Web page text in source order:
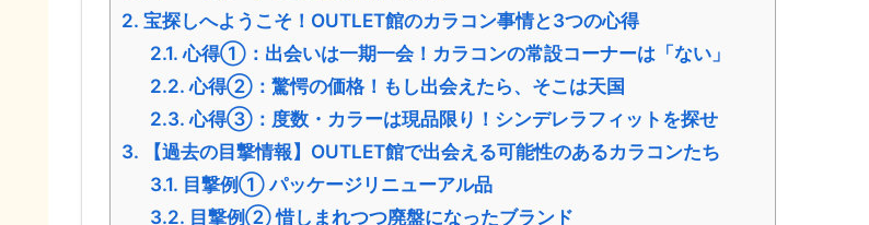
2. 宝探しへようこそ！OUTLET館のカラコン事情と3つの心得
2.1.心得①：出会いは一期一会！カラコンの常設コーナーは「ない」
2.2.心得②：驚愕の価格！もし出会えたら、そこは天国
2.3.心得③：度数・カラーは現品限り！シンデレラフィットを探せ
3. 【過去の目撃情報】OUTLET館で出会える可能性のあるカラコンたち
3.1. 目撃例① パッケージリニューアル品
3.2. 目撃例② 惜しまれつつ廃盤になったブランド